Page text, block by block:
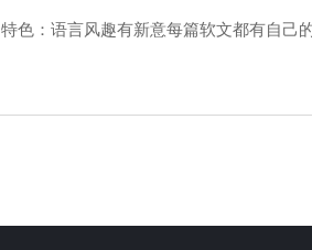
特色：语言风趣有新意每篇软文都有自己